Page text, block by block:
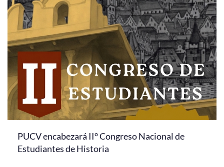
PUCV encabezará II° Congreso Nacional de
Estudiantes de Historia